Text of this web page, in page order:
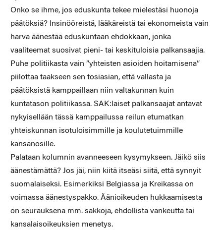
Onko se ihme, jos eduskunta tekee mielestäsi huonoja
päätöksiä? Insinööreistä, lääkäreistä tai ekonomeista vain
harva äänestää eduskuntaan ehdokkaan, jonka
vaaliteemat suosivat pieni- tai keskituloisia palkansaajia.
Puhe politiikasta vain ”yhteisten asioiden hoitamisena”
piilottaa taakseen sen tosiasian, että vallasta ja
päätöksistä kamppaillaan niin valtakunnan kuin
kuntatason politiikassa. SAK:laiset palkansaajat antavat
nykyisellään tässä kamppailussa reilun etumatkan
yhteiskunnan isotuloisimmille ja koulutetuimmille
kansanosille.
Palataan kolumnin avanneeseen kysymykseen. Jäikö siis
äänestämättä? Jos jäi, niin kiitä itseäsi siitä, että synnyit
suomalaiseksi. Esimerkiksi Belgiassa ja Kreikassa on
voimassa äänestyspakko. Äänioikeuden hukkaamisesta
on seurauksena mm. sakkoja, ehdollista vankeutta tai
kansalaisoikeuksien menetys.